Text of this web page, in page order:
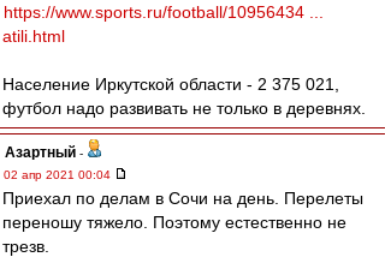
https://www.sports.ru/football/10956434 ...
atili.html
Население Иркутской области - 2 375 021,
футбол надо развивать не только в деревнях.
Азартный -
02 апр 2021 00:04
Приехал по делам в Сочи на день. Перелеты
переношу тяжело. Поэтому естественно не
трезв.